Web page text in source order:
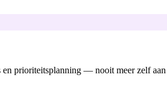
prioriteitsplanning — nooit meer zelf